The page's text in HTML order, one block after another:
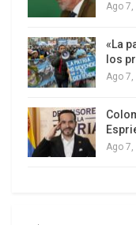
Efectivamente
unos 190 mil
Ago 7,
«La
los
Ago 7,
Ago 7,